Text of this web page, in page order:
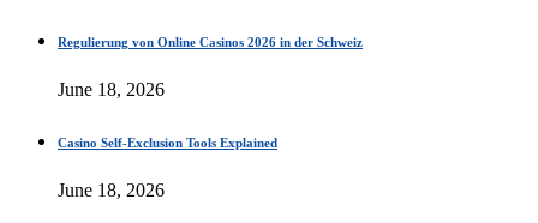
Regulierung von Online Casinos 2026 in der Schweiz
June 18, 2026
Casino Self-Exclusion Tools Explained
June 18, 2026